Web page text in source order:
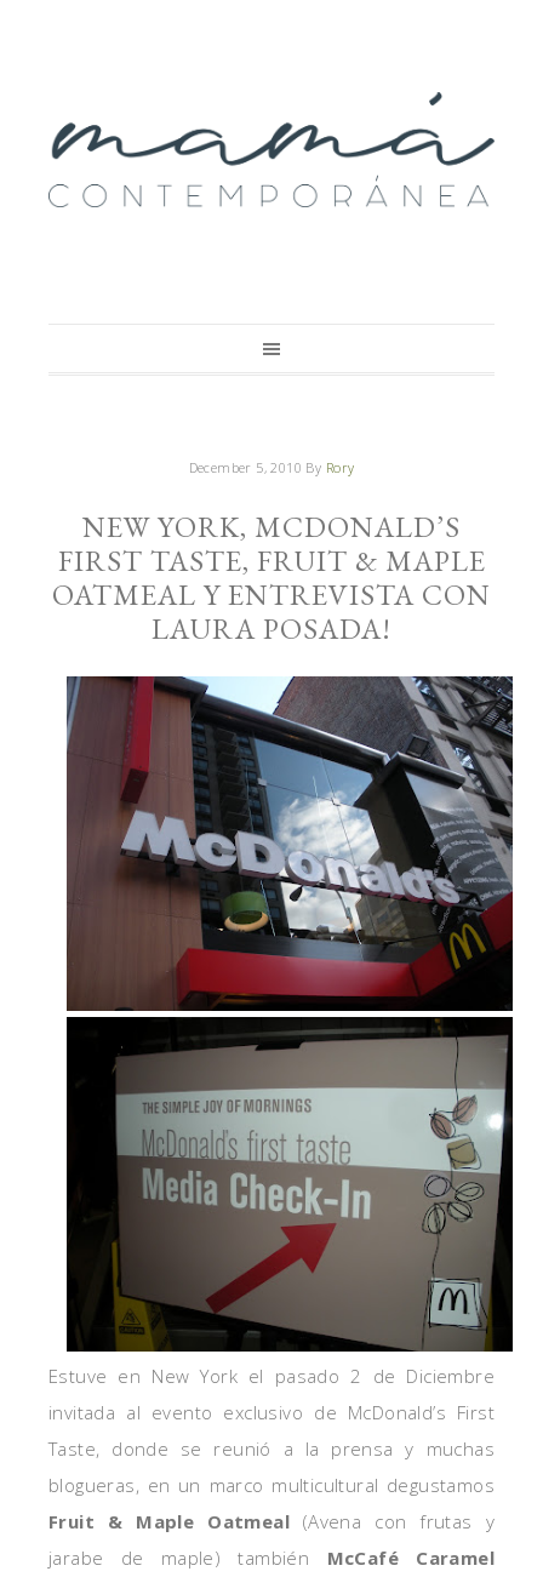
December 5, 2010 By Rory
NEW YORK, MCDONALD’S
FIRST TASTE, FRUIT & MAPLE
OATMEAL Y ENTREVISTA CON
LAURA POSADA!
Estuve en New York el pasado 2 de Diciembre
invitada al evento exclusivo de McDonald’s First
Taste, donde se reunió a la prensa y muchas
blogueras, en un marco multicultural degustamos
Fruit & Maple Oatmeal(Avena con frutas y
jarabe de maple) también McCafé Caramel